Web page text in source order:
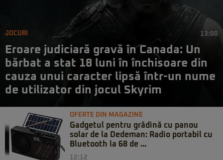
JOCURI 13:00
Eroare judiciară gravă în Canada: Un
bărbat a stat 18 luni în închisoare din
cauza unui caracter lipsă într-un nume
de utilizator din jocul Skyrim
OFERTE DIN MAGAZINE
Gadgetul pentru grădină cu panou
solar de la Dedeman: Radio portabil cu
Bluetooth la 68 de ...
12:12